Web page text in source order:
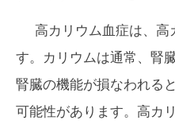
高カリウム血症は、
す。カリウムは通常、腎
腎臓の機能が損なわれる
可能性があります。高カ